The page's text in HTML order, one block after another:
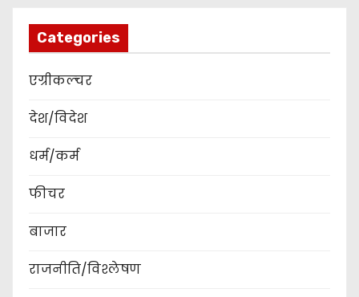
Categories
एग्रीकल्चर
देश/विदेश
धर्म/कर्म
फीचर
बाजार
राजनीति/विश्लेषण